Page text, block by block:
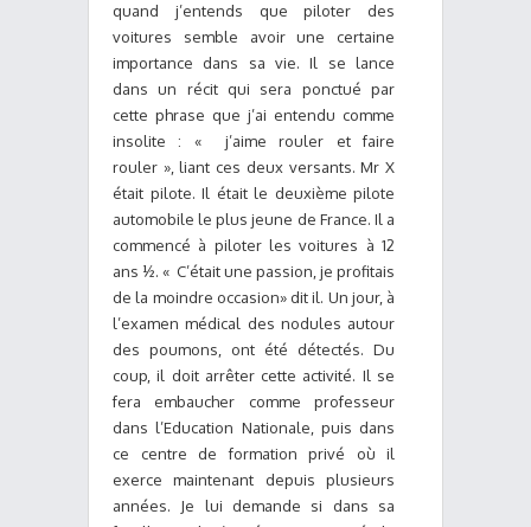
quand j’entends que piloter des
voitures semble avoir une certaine
importance dans sa vie. Il se lance
dans un récit qui sera ponctué par
cette phrase que j’ai entendu comme
insolite : « j’aime rouler et faire
rouler », liant ces deux versants. Mr X
était pilote. Il était le deuxième pilote
automobile le plus jeune de France. Il a
commencé à piloter les voitures à 12
ans ½. « C’était une passion, je profitais
de la moindre occasion» dit il. Un jour, à
l’examen médical des nodules autour
des poumons, ont été détectés. Du
coup, il doit arrêter cette activité. Il se
fera embaucher comme professeur
dans l’Education Nationale, puis dans
ce centre de formation privé où il
exerce maintenant depuis plusieurs
années. Je lui demande si dans sa